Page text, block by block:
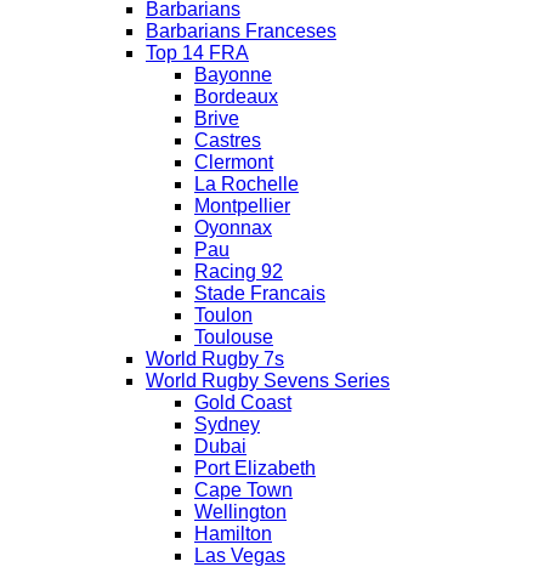
Barbarians
Barbarians Franceses
Top 14 FRA
Bayonne
Bordeaux
Brive
Castres
Clermont
La Rochelle
Montpellier
Oyonnax
Pau
Racing 92
Stade Francais
Toulon
Toulouse
World Rugby 7s
World Rugby Sevens Series
Gold Coast
Sydney
Dubai
Port Elizabeth
Cape Town
Wellington
Hamilton
Las Vegas